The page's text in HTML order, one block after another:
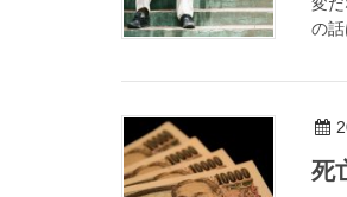
の
死